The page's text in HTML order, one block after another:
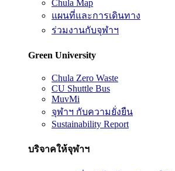
Chula Map
แผนที่และการเดินทาง
ร่วมงานกับจุฬาฯ
Green University
Chula Zero Waste
CU Shuttle Bus
MuvMi
จุฬาฯ กับความยั่งยืน
Sustainability Report
บริจาคให้จุฬาฯ